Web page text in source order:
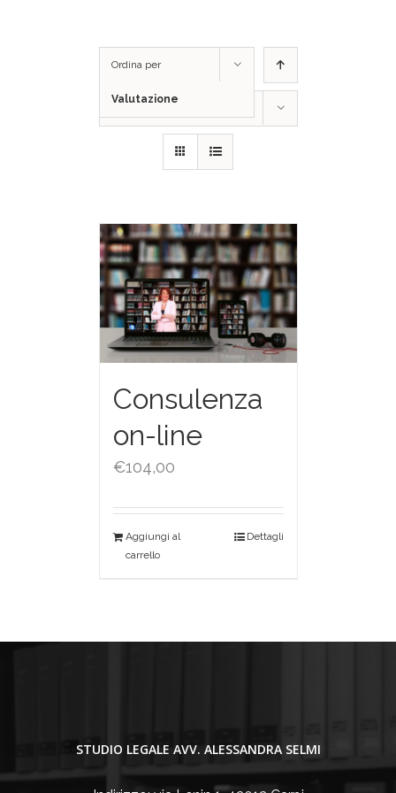
Ordina per
Valutazione
Consulenza
on-line
€104,00
Aggiungi al
carrello
Dettagli
STUDIO LEGALE AVV. ALESSANDRA SELMI